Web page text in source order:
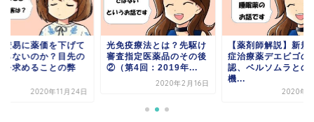
安易に薬価を下げて
らないのか？目先の
を求めることの弊
2020年11月24日
光免疫療法とは？先駆け
審査指定医薬品のその後
②（第4回：2019年...
2020年2月16日
【薬剤師解説】新規
症治療薬デエビゴの
認、ベルソムラとの
機...
2020年1